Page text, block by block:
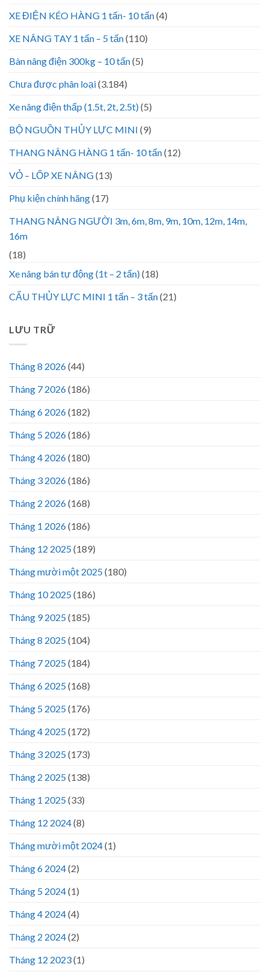
XE ĐIỆN KÉO HÀNG 1 tấn- 10 tấn(4)
XE NÂNG TAY 1 tấn – 5 tấn(110)
Bàn nâng điện 300kg – 10 tấn(5)
Chưa được phân loại(3.184)
Xe nâng điện thấp (1.5t, 2t, 2.5t)(5)
BỘ NGUỒN THỦY LỰC MINI (9)
THANG NÂNG HÀNG 1 tấn- 10 tấn(12)
VỎ – LỐP XE NÂNG(13)
Phụ kiện chính hãng(17)
THANG NÂNG NGƯỜI 3m, 6m, 8m, 9m, 10m, 12m, 14m,
16m
(18)
Xe nâng bán tự động (1t – 2 tấn)(18)
CẨU THỦY LỰC MINI 1 tấn – 3 tấn(21)
LƯU TRỮ
Tháng 8 2026(44)
Tháng 7 2026(186)
Tháng 6 2026(182)
Tháng 5 2026(186)
Tháng 4 2026(180)
Tháng 3 2026(186)
Tháng 2 2026(168)
Tháng 1 2026(186)
Tháng 12 2025(189)
Tháng mười một 2025(180)
Tháng 10 2025(186)
Tháng 9 2025(185)
Tháng 8 2025(104)
Tháng 7 2025(184)
Tháng 6 2025(168)
Tháng 5 2025(176)
Tháng 4 2025(172)
Tháng 3 2025(173)
Tháng 2 2025(138)
Tháng 1 2025(33)
Tháng 12 2024(8)
Tháng mười một 2024(1)
Tháng 6 2024(2)
Tháng 5 2024(1)
Tháng 4 2024(4)
Tháng 2 2024(2)
Tháng 12 2023(1)